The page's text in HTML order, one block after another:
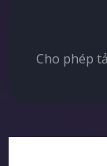
Cho phép